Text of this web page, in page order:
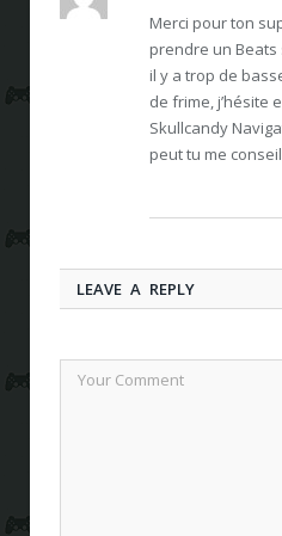
Merci pour ton
prendre un Beats
il y a trop de
de frime, j’hésite
Skullcandy
peut tu me
LEAVE A REPLY